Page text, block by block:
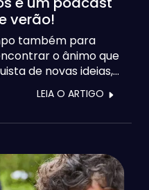
verão!
também para
o ânimo que
de novas ideias,
muita vontade de
de cada ano.
LEIA O ARTIGO